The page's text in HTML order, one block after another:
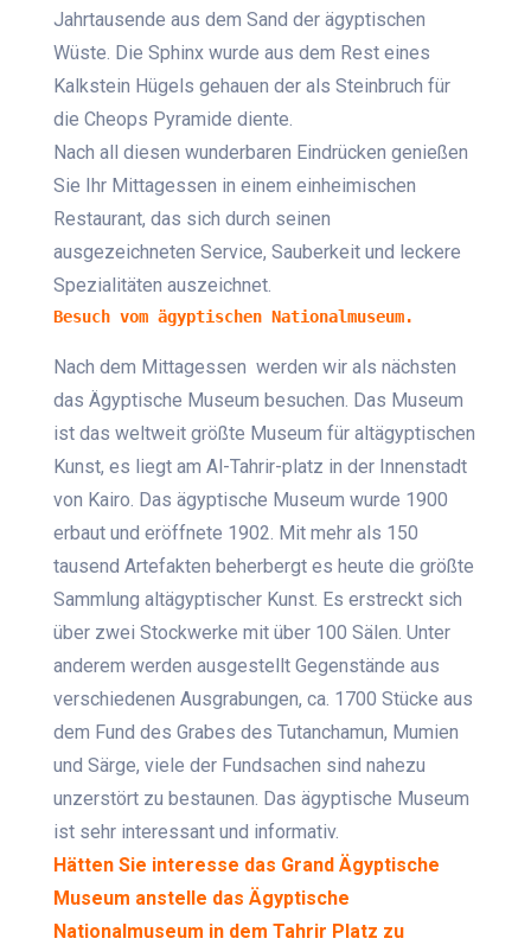
Jahrtausende aus dem Sand der ägyptischen
Wüste. Die Sphinx wurde aus dem Rest eines
Kalkstein Hügels gehauen der als Steinbruch für
die Cheops Pyramide diente.
Nach all diesen wunderbaren Eindrücken genießen
Sie Ihr Mittagessen in einem einheimischen
Restaurant, das sich durch seinen
ausgezeichneten Service, Sauberkeit und leckere
Spezialitäten auszeichnet.
Besuch vom ägyptischen Nationalmuseum.
Nach dem Mittagessen werden wir als nächsten
das Ägyptische Museum besuchen. Das Museum
ist das weltweit größte Museum für altägyptischen
Kunst, es liegt am Al-Tahrir-platz in der Innenstadt
von Kairo. Das ägyptische Museum wurde 1900
erbaut und eröffnete 1902. Mit mehr als 150
tausend Artefakten beherbergt es heute die größte
Sammlung altägyptischer Kunst. Es erstreckt sich
über zwei Stockwerke mit über 100 Sälen. Unter
anderem werden ausgestellt Gegenstände aus
verschiedenen Ausgrabungen, ca. 1700 Stücke aus
dem Fund des Grabes des Tutanchamun, Mumien
und Särge, viele der Fundsachen sind nahezu
unzerstört zu bestaunen. Das ägyptische Museum
ist sehr interessant und informativ.
Hätten Sie interesse das Grand Ägyptische
Museum anstelle das Ägyptische
Nationalmuseum in dem Tahrir Platz zu